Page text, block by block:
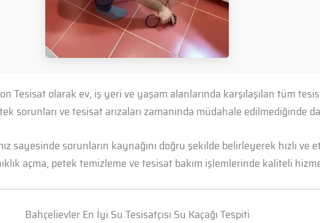
Tesisat olarak ev, iş yeri ve yaşam alanlarında karşılaşılan tüm
sorunları ve tesisat arızaları zamanında müdahale
sayesinde sorunların kaynağını doğru şekilde belirleyerek hızlı ve
açma, petek temizleme ve tesisat bakım işlemlerinde kaliteli
Bahçelievler En İyi Su Tesisatçısı Su Kaçağı Tespiti